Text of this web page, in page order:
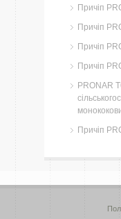
Причіп
Причіп
Причіп
Причіп
PRONAR
Причіп